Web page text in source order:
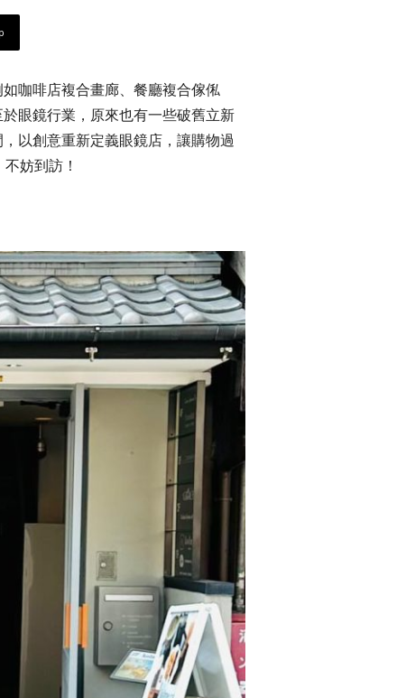
咖啡店複合畫廊、餐廳複合傢俬
眼鏡行業，原來也有一些破舊立新
以創意重新定義眼鏡店，讓購物過
妨到訪！